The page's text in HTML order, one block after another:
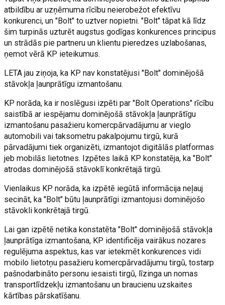
atbildību ar uzņēmuma rīcību neierobežot efektīvu
konkurenci, un "Bolt" to uztver nopietni. "Bolt" tāpat kā līdz
šim turpinās uzturēt augstus godīgas konkurences principus
un strādās pie partneru un klientu pieredzes uzlabošanas,
ņemot vērā KP ieteikumus.
LETA jau ziņoja, ka KP nav konstatējusi "Bolt" dominējošā
stāvokļa ļaunprātīgu izmantošanu.
KP norāda, ka ir noslēgusi izpēti par "Bolt Operations" rīcību
saistībā ar iespējamu dominējošā stāvokļa ļaunprātīgu
izmantošanu pasažieru komercpārvadājumu ar vieglo
automobili vai taksometru pakalpojumu tirgū, kurā
pārvadājumi tiek organizēti, izmantojot digitālās platformas
jeb mobilās lietotnes. Izpētes laikā KP konstatēja, ka "Bolt"
atrodas dominējošā stāvoklī konkrētajā tirgū.
Vienlaikus KP norāda, ka izpētē iegūtā informācija neļauj
secināt, ka "Bolt" būtu ļaunprātīgi izmantojusi dominējošo
stāvokli konkrētajā tirgū.
Lai gan izpētē netika konstatēta "Bolt" dominējošā stāvokļa
ļaunprātīga izmantošana, KP identificēja vairākus nozares
regulējuma aspektus, kas var ietekmēt konkurences vidi
mobilo lietotņu pasažieru komercpārvadājumu tirgū, tostarp
pašnodarbināto personu iesaisti tirgū, līzinga un nomas
transportlīdzekļu izmantošanu un braucienu uzskaites
kārtības pārskatīšanu.